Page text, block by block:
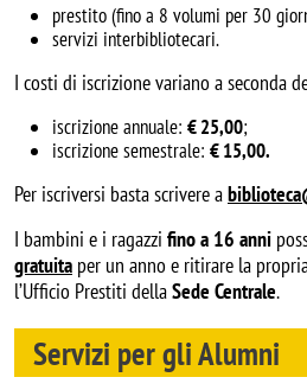
prestito (fino a 8 volumi per 30
servizi interbibliotecari.
I costi di iscrizione variano a seconda
iscrizione annuale: € 25,00;
iscrizione semestrale: € 15,00.
Per iscriversi basta scrivere a
I bambini e i ragazzi fino a 16 anni
gratuita per un anno e ritirare la
l’Ufficio Prestiti dellaSede Centrale.
Servizi per gli Alumni